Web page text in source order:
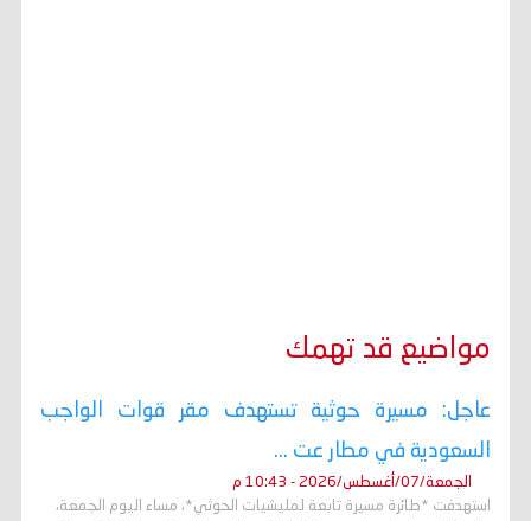
مواضيع قد تهمك
عاجل: مسيرة حوثية تستهدف مقر قوات الواجب
السعودية في مطار عت ...
الجمعة/07/أغسطس/2026 - 10:43 م
استهدفت *طائرة مسيرة تابعة لمليشيات الحوثي*، مساء اليوم الجمعة،